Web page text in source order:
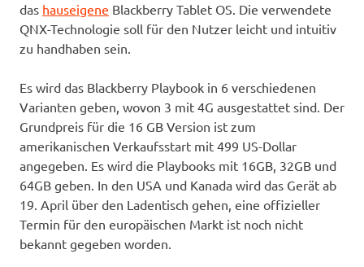
das hauseigene Blackberry Tablet OS. Die verwendete
QNX-Technologie soll für den Nutzer leicht und intuitiv
zu handhaben sein.
Es wird das Blackberry Playbook in 6 verschiedenen
Varianten geben, wovon 3 mit 4G ausgestattet sind. Der
Grundpreis für die 16 GB Version ist zum
amerikanischen Verkaufsstart mit 499 US-Dollar
angegeben. Es wird die Playbooks mit 16GB, 32GB und
64GB geben. In den USA und Kanada wird das Gerät ab
19. April über den Ladentisch gehen, eine offizieller
Termin für den europäischen Markt ist noch nicht
bekannt gegeben worden.